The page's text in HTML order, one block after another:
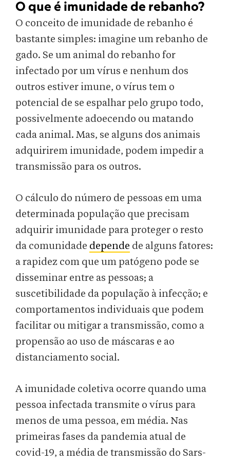
O que é imunidade de rebanho?
O conceito de imunidade de rebanho é
bastante simples: imagine um rebanho de
gado. Se um animal do rebanho for
infectado por um vírus e nenhum dos
outros estiver imune, o vírus tem o
potencial de se espalhar pelo grupo todo,
possivelmente adoecendo ou matando
cada animal. Mas, se alguns dos animais
adquirirem imunidade, podem impedir a
transmissão para os outros.
O cálculo do número de pessoas em uma
determinada população que precisam
adquirir imunidade para proteger o resto
da comunidade depende de alguns fatores:
a rapidez com que um patógeno pode se
disseminar entre as pessoas; a
suscetibilidade da população à infecção; e
comportamentos individuais que podem
facilitar ou mitigar a transmissão, como a
propensão ao uso de máscaras e ao
distanciamento social.
A imunidade coletiva ocorre quando uma
pessoa infectada transmite o vírus para
menos de uma pessoa, em média. Nas
primeiras fases da pandemia atual de
covid-19, a média de transmissão do Sars-